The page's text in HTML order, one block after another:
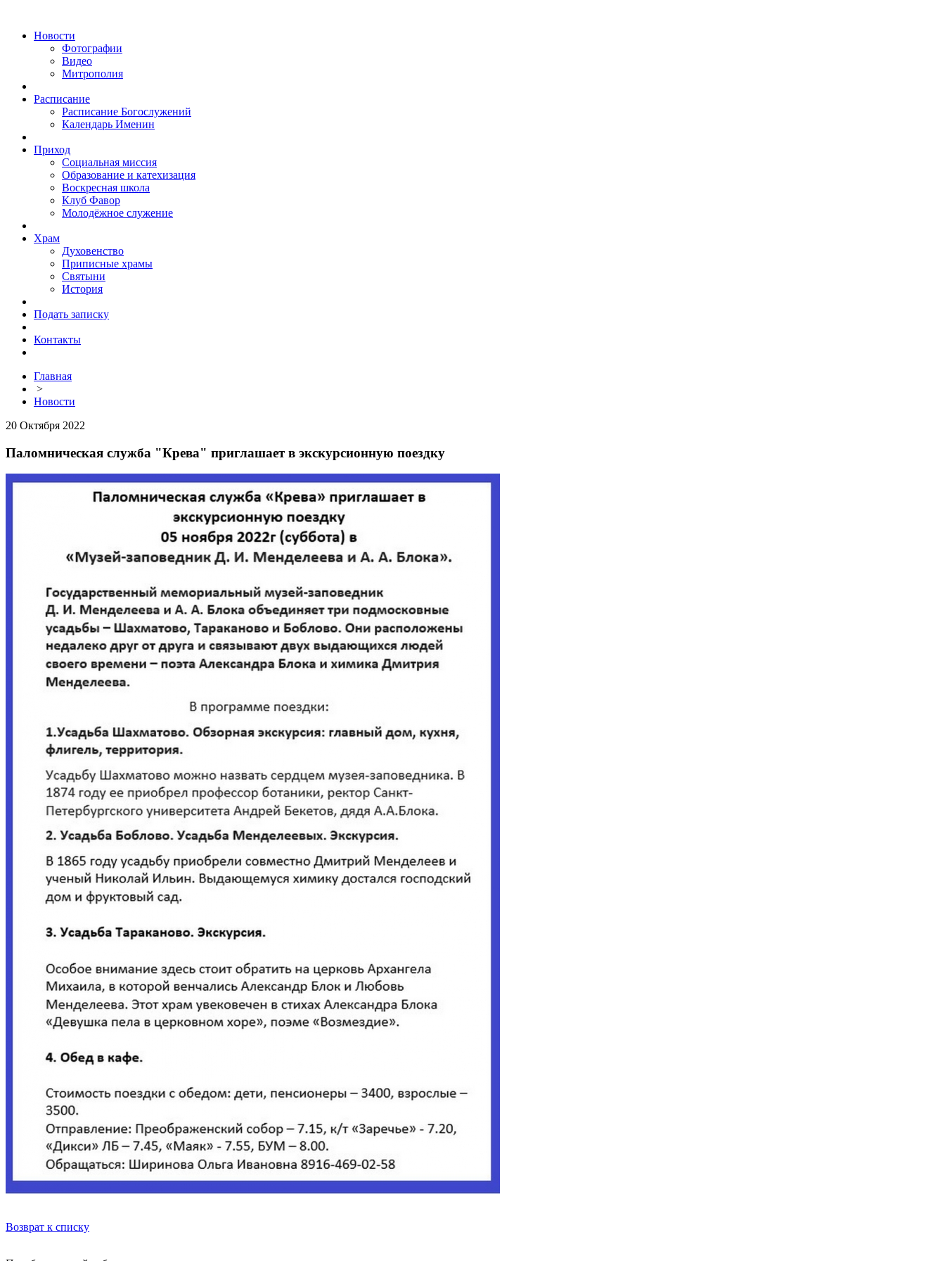
Новости
Фотографии
Видео
Митрополия
Расписание
Расписание Богослужений
Календарь Именин
Приход
Социальная миссия
Образование и катехизация
Воскресная школа
Клуб Фавор
Молодёжное служение
Храм
Духовенство
Приписные храмы
Святыни
История
Подать записку
Контакты
Главная
>
Новости
20 Октября 2022
Паломническая служба "Крева" приглашает в экскурсионную поездку
Возврат к списку